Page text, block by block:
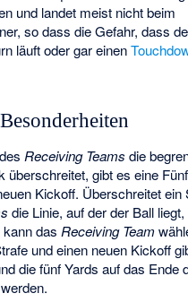
und landet meist nicht beim
so dass die Gefahr, dass
läuft oder gar einen
Receiving Teams die
überschreitet, gibt es eine
Kickoff. Überschreitet ein
die Linie, auf der der Ball
das Receiving Team
und einen neuen Kickoff
die fünf Yards auf das Ende